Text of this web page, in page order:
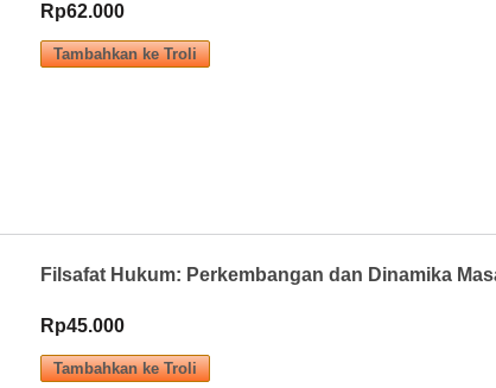
Rp62.000
Filsafat Hukum: Perkembangan dan Dinamika
Rp45.000